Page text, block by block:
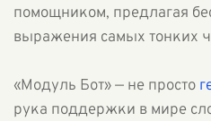
помощником, предлагая
выражения самых тонких
«Модуль Бот» — не просто
рука поддержки в мире